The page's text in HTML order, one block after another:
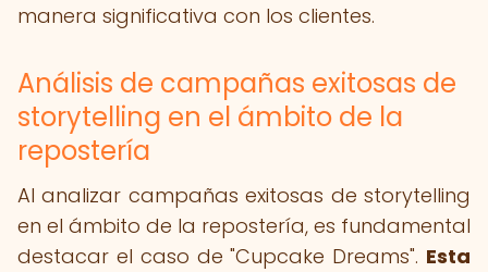
manera significativa con los clientes.
Análisis de campañas exitosas de
storytelling en el ámbito de la
repostería
Al analizar campañas exitosas de storytelling
en el ámbito de la repostería, es fundamental
destacar el caso de "Cupcake Dreams". Esta